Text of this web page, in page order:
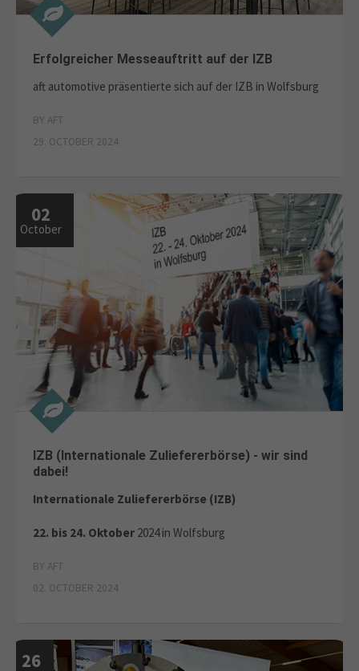
Erfolgreicher Messeauftritt auf der IZB
aft automotive präsentierte sich auf der IZB in Wolfsburg
BY AFT
29. OCTOBER 2024
02
October
IZB (Internationale Zuliefererbörse) - wir sind
dabei!
Internationale Zuliefererbörse (IZB)
22. bis 24. Oktober2024 in Wolfsburg
BY AFT
02. OCTOBER 2024
26